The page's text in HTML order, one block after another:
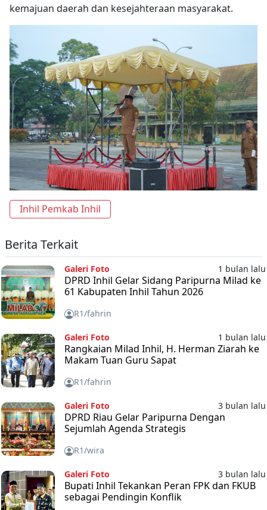
kemajuan daerah dan kesejahteraan masyarakat.
Inhil Pemkab Inhil
Berita Terkait
Galeri Foto 1 bulan lalu
DPRD Inhil Gelar Sidang Paripurna Milad ke
61 Kabupaten Inhil Tahun 2026
R1/fahrin
Galeri Foto 1 bulan lalu
Rangkaian Milad Inhil, H. Herman Ziarah ke
Makam Tuan Guru Sapat
R1/fahrin
Galeri Foto 3 bulan lalu
DPRD Riau Gelar Paripurna Dengan
Sejumlah Agenda Strategis
R1/wira
Galeri Foto 3 bulan lalu
Bupati Inhil Tekankan Peran FPK dan FKUB
sebagai Pendingin Konflik